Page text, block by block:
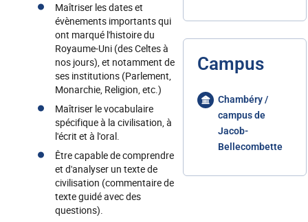
Maîtriser les dates et
évènements importants qui
ont marqué l'histoire du
Royaume-Uni (des Celtes à
nos jours), et notamment de
ses institutions (Parlement,
Monarchie, Religion, etc.)
Maîtriser le vocabulaire
spécifique à la civilisation, à
l'écrit et à l'oral.
Être capable de comprendre
et d'analyser un texte de
civilisation (commentaire de
texte guidé avec des
questions).
Campus
Chambéry /
campus de
Jacob-
Bellecombette